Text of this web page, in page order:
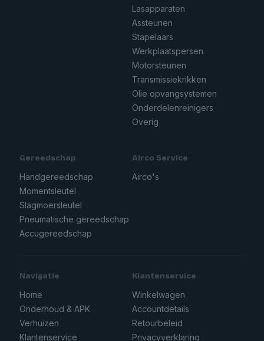
Lasapparaten
Assteunen
Stapelaars
Werkplaatspersen
Motorsteunen
Transmissiekrikken
Olie opvangsystemen
Onderdelenreinigers
Overig
Gereedschap
Handgereedschap
Momentsleutel
Slagmoersleutel
Pneumatische gereedschap
Accugereedschap
Airco Service
Airco's
Navigatie
Home
Onderhoud & APK
Verhuizen
Klantenservice
Klantenservice
Winkelwagen
Accountdetails
Retourbeleid
Privacyverklaring